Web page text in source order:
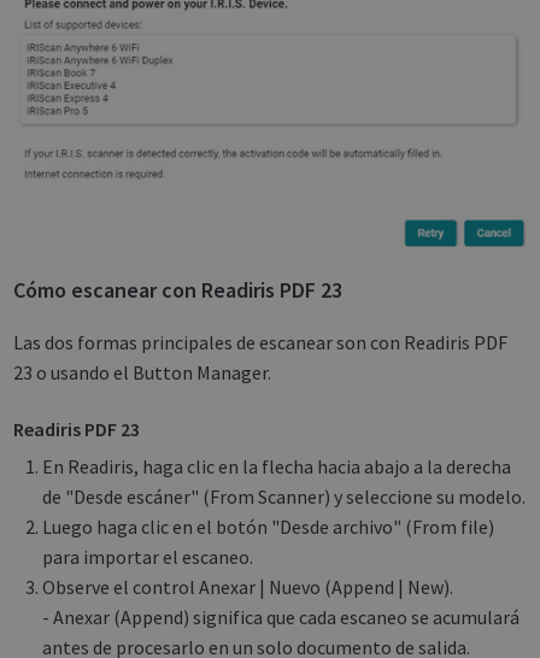
Cómo escanear con Readiris PDF 23
Las dos formas principales de escanear son con Readiris PDF
23 o usando el Button Manager.
Readiris PDF 23
En Readiris, haga clic en la flecha hacia abajo a la derecha
de "Desde escáner" (From Scanner) y seleccione su modelo.
Luego haga clic en el botón "Desde archivo" (From file)
para importar el escaneo.
Observe el control Anexar | Nuevo (Append | New).
- Anexar (Append) significa que cada escaneo se acumulará
antes de procesarlo en un solo documento de salida.